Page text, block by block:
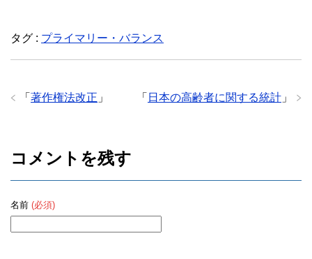
c
e
o
tt
er
e
タグ : プライマリー・バランス
「 日本の高齢者に関する統計 」
「 著作権法改正 」
コメントを残す
名前 (必須)